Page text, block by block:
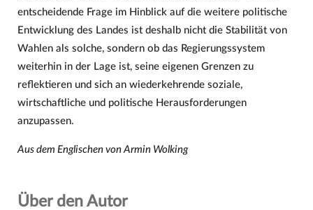
entscheidende Frage im Hinblick auf die weitere politische
Entwicklung des Landes ist deshalb nicht die Stabilität von
Wahlen als solche, sondern ob das Regierungssystem
weiterhin in der Lage ist, seine eigenen Grenzen zu
reflektieren und sich an wiederkehrende soziale,
wirtschaftliche und politische Herausforderungen
anzupassen.
Aus dem Englischen von Armin Wolking
Über den Autor